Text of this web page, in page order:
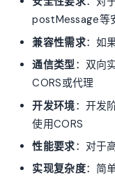
postMessage等
兼容性需求：如
通信类型：双向
CORS或代理
开发环境：开发
使用CORS
性能要求：对于
实现复杂度：简